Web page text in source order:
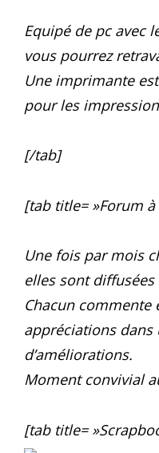
Equipé de pc avec
vous pourrez
Une imprimante
pour les
[/tab]
[tab title= »Forum à
Une fois par mois
elles sont
Chacun commente
appréciations
d’améliorations.
Moment convivial
[tab title=